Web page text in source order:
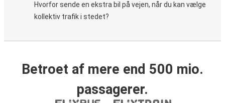
Hvorfor sende en ekstra bil på vejen, når du kan vælge
kollektiv trafik i stedet?
Betroet af mere end 500 mio.
passagerer.